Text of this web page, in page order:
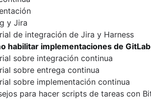
de la implementación
frente a DevOps
de incidencias de Jira y Dynatrace
de Jira y Datadog
for Jira
Jira
y Jira
de integración de Jira y Harness
habilitar implementaciones de
sobre integración continua
sobre entrega continua
sobre implementación continua
para hacer scripts de tareas con